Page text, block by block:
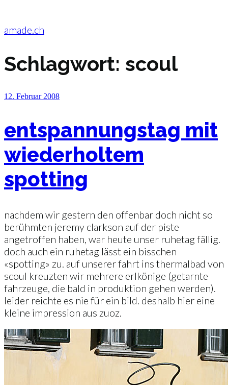
springen
amade.ch
Schlagwort: scoul
Veröffentlicht
12. Februar 2008
entspannungstag mit
wiederholtem
spotting
nachdem wir gestern den offenbar doch nicht so
berühmten jeremy clarkson auf der piste
angetroffen haben, war heute unser ruhetag fällig.
doch auch ein ruhetag lässt ein bisschen
«spotting» zu. auf unserer fahrt ins thermalbad von
scoul kreuzten wir mehrere erlkönige (getarnte
fahrzeuge, die bald in produktion gehen werden).
leider reichte es nie für ein bild. deshalb hier eine
kleine impression aus zuoz.